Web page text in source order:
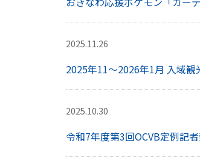
2025.11.26
2025年11～2026年1月 入域観
2025.10.30
令和7年度第3回OCVB定例記